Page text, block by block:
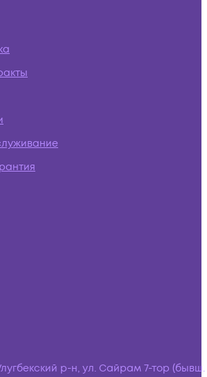
р-н, ул. Сайрам 7-тор (бывш.